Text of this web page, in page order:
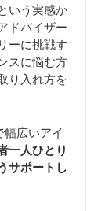
いう実感か
ドバイザー
ーに挑戦す
スに悩む方
り入れ方を
広いアイ
一人ひとり
サポートし